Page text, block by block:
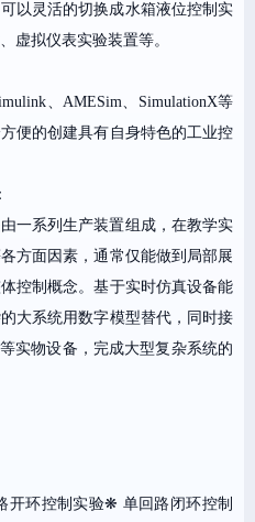
以灵活的切换成水箱液位控制实
虚拟仪表实验装置等。
、AMESim、SimulationX等
便的创建具有自身特色的工业控
一系列生产装置组成，在教学实
方面因素，通常仅能做到局部展
控制概念。基于实时仿真设备能
大系统用数字模型替代，同时接
实物设备，完成大型复杂系统的
开环控制实验❋ 单回路闭环控制